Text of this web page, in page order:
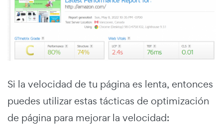
Si la velocidad de tu página es lenta, entonces
puedes utilizar estas tácticas de optimización
de página para mejorar la velocidad: